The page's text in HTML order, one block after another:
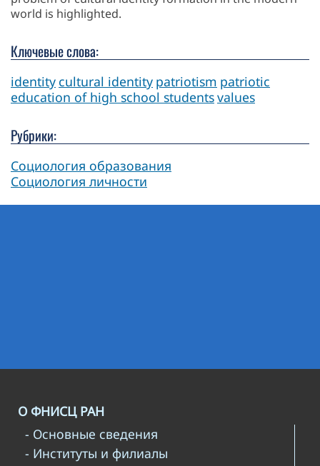
world is highlighted.
Ключевые слова:
identity cultural identity patriotism patriotic
education of high school studentsvalues
Рубрики:
Социология образования
Социология личности
О ФНИСЦ РАН
- Основные сведения
- Институты и филиалы